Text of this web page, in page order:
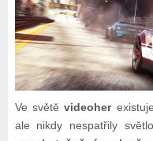
Ve světěvideoher
ale nikdy nespatřily